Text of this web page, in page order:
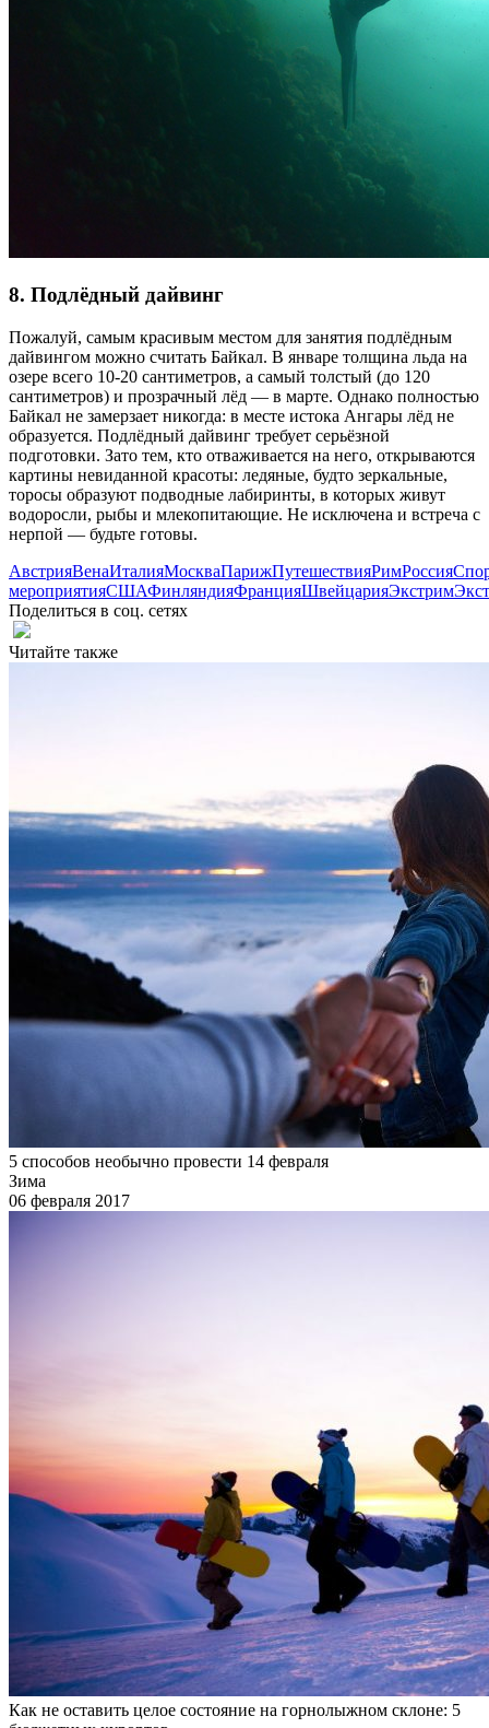
8. Подлёдный дайвинг
Пожалуй, самым красивым местом для занятия подлёдным
дайвингом можно считать Байкал. В январе толщина льда на
озере всего 10-20 сантиметров, а самый толстый (до 120
сантиметров) и прозрачный лёд — в марте. Однако полностью
Байкал не замерзает никогда: в месте истока Ангары лёд не
образуется. Подлёдный дайвинг требует серьёзной
подготовки. Зато тем, кто отваживается на него, открываются
картины невиданной красоты: ледяные, будто зеркальные,
торосы образуют подводные лабиринты, в которых живут
водоросли, рыбы и млекопитающие. Не исключена и встреча с
нерпой — будьте готовы.
АвстрияВенаИталияМоскваПарижПутешествияРимРоссия
мероприятияСШАФинляндияФранцияШвейцарияЭкстрим
Поделиться в соц. сетях
Читайте также
5 способов необычно провести 14 февраля
Зима
06 февраля 2017
Как не оставить целое состояние на горнолыжном склоне: 5